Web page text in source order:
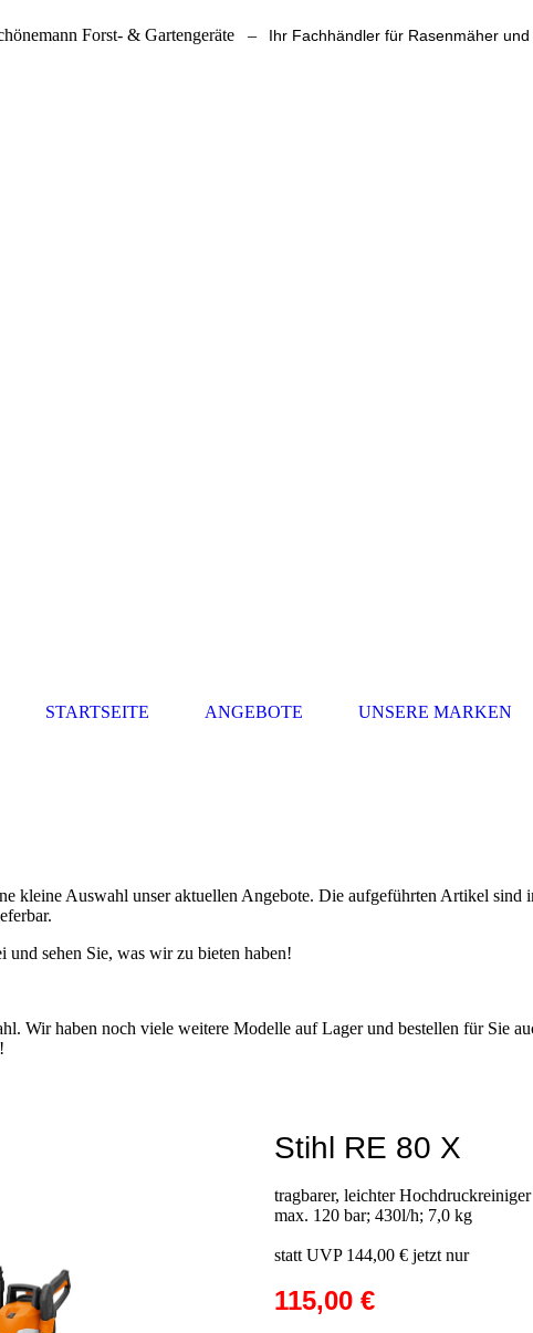
Forst- & Gartengeräte – Ihr Fachhändler für Rasenmäher
STARTSEITE ANGEBOTE UNSERE MARKEN
kleine Auswahl unser aktuellen Angebote. Die aufgeführten Artikel sind
und sehen Sie, was wir zu bieten haben!
Wir haben noch viele weitere Modelle auf Lager und bestellen für Sie
Stihl RE 80 X
tragbarer, leichter Hochdruckreiniger
max. 120 bar; 430l/h; 7,0 kg
statt UVP 144,00 € jetzt nur
115,00 €